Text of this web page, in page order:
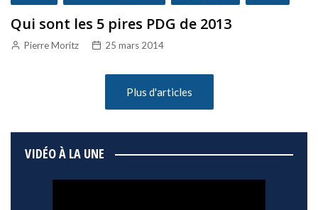
Qui sont les 5 pires PDG de 2013
Pierre Moritz 25 mars 2014
Plus d'articles
VIDÉO À LA UNE